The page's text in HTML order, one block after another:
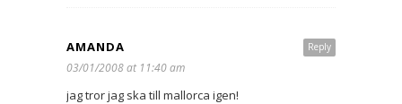
Reply
AMANDA
03/01/2008 at 11:40 am
jag tror jag ska till mallorca igen!